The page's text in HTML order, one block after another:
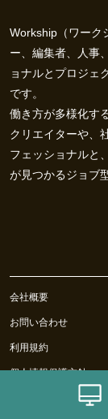
Workship（ワーク
ー、編集者、人事
ョナルとプロジェ
です。
働き方が多様化す
クリエイターや、
フェッショナルと
が見つかるジョブ
会社概要
お問い合わせ
利用規約
個人情報保護方針
特定商取引法に基づ